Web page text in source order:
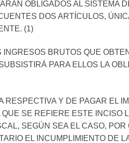
OBLIGADOS AL SISTEMA
DOS ARTÍCULOS,
(1)
INGRESOS BRUTOS QUE
PARA ELLOS LA
RESPECTIVA Y DE PAGAR EL
QUE SE REFIERE ESTE
SEGÚN SEA EL CASO,
EL INCUMPLIMIENTO DE